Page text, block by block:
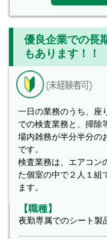
優良企業での長
もあります！！
一日の業務のうち、座
での検査業務と、掃除
場内雑務が半分半分の
です。
検査業務は、エアコン
た個室の中で２人１組
ます。
【職種】
夜勤専属でのシート製